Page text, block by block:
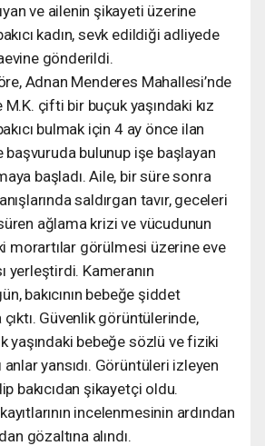
ve ailenin şikayeti üzerine
kadın, sevk edildiği adliyede
gönderildi.
Adnan Menderes Mahallesi’nde
M.K. çifti bir buçuk yaşındaki kız
bulmak için 4 ay önce ilan
başvuruda bulunup işe başlayan
başladı. Aile, bir süre sonra
saldırgan tavır, geceleri
ağlama krizi ve vücudunun
morartılar görülmesi üzerine eve
yerleştirdi. Kameranın
bakıcının bebeğe şiddet
çıktı. Güvenlik görüntülerinde,
yaşındaki bebeğe sözlü ve fiziki
yansıdı. Görüntüleri izleyen
bakıcıdan şikayetçi oldu.
incelenmesinin ardından
gözaltına alındı.